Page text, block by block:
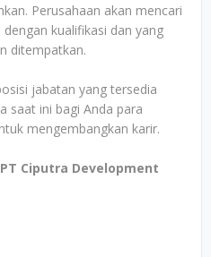
Perusahaan akan mencari
kualifikasi dan yang
ditempatkan.
jabatan yang tersedia
saat ini bagi Anda para
mengembangkan karir.
Ciputra Development